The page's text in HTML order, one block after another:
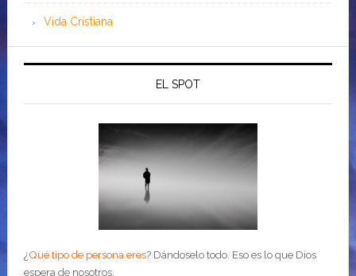
Vida Cristiana
EL SPOT
¿Qué tipo de persona eres? Dándoselo todo. Eso es lo que Dios
espera de nosotros.